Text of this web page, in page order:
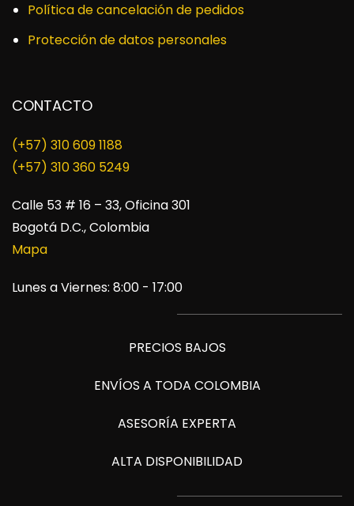
Política de cancelación de pedidos
Protección de datos personales
CONTACTO
(+57) 310 609 1188
​(+57) 310 360 5249
Calle 53 # 16 – 33, Oficina 301
Bogotá D.C., Colombia
Mapa
Lunes a Viernes: 8:00 - 17:00
PRECIOS BAJOS
ENVÍOS A TODA COLOMBIA
ASESORÍA EXPERTA
ALTA DISPONIBILIDAD